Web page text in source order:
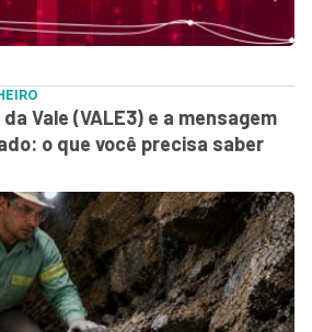
Vale (VALE3) e a mensagem
o que você precisa saber